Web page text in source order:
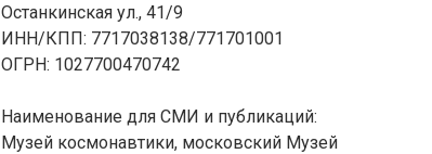
Останкинская ул., 41/9
ИНН/КПП: 7717038138/771701001
ОГРН: 1027700470742
Наименование для СМИ и публикаций:
Музей космонавтики, московский Музей